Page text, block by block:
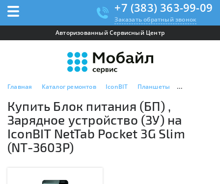
+7 (383) 363-99-09
Заказать обратный звонок
Авторизованный Сервисный Центр
Главная Каталог ремонтов IconBIT Планшеты IconBIT
Купить Блок питания (БП) ,
Зарядное устройство (ЗУ) на
IconBIT NetTab Pocket 3G Slim
(NT-3603P)